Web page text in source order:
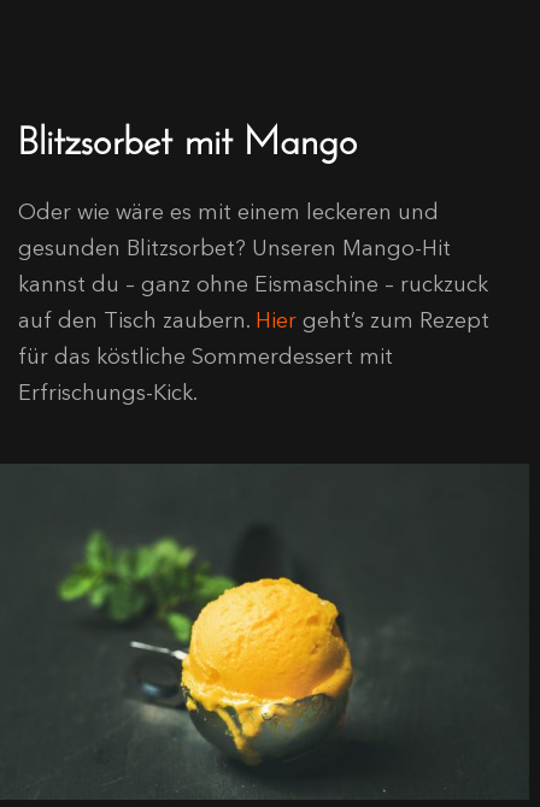
Blitzsorbet mit Mango
Oder wie wäre es mit einem leckeren und
gesunden Blitzsorbet? Unseren Mango-Hit
kannst du – ganz ohne Eismaschine – ruckzuck
auf den Tisch zaubern. Hier geht’s zum Rezept
für das köstliche Sommerdessert mit
Erfrischungs-Kick.